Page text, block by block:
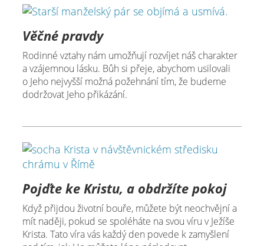
Věčné pravdy
Rodinné vztahy nám umožňují rozvíjet náš charakter
a vzájemnou lásku. Bůh si přeje, abychom usilovali
o Jeho nejvyšší možná požehnání tím, že budeme
dodržovat Jeho přikázání.
Pojďte ke Kristu, a obdržíte pokoj
Když přijdou životní bouře, můžete být neochvějní a
mít naději, pokud se spoléháte na svou víru v Ježíše
Krista. Tato víra vás každý den povede k zamyšlení